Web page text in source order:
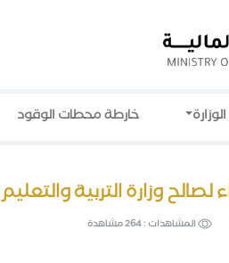
خارطة محطات الوقود
وزارة التربية والتعليم
المشاهدات :264 مشاهدة